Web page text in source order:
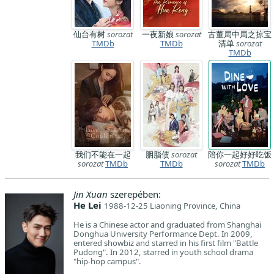
仙台有树sorozat
TMDb
一夜新娘 sorozat
TMDb
古董局中局之掠宝
清单sorozat
TMDb
我们不能在一起
sorozatTMDb
胭脂债sorozat
TMDb
陪你一起好好吃饭
sorozatTMDb
Jin Xuan szerepében:
He Lei 1988-12-25 Liaoning Province, China
He is a Chinese actor and graduated from Shanghai
Donghua University Performance Dept. In 2009,
entered showbiz and starred in his first film "Battle
Pudong". In 2012, starred in youth school drama
"hip-hop campus".